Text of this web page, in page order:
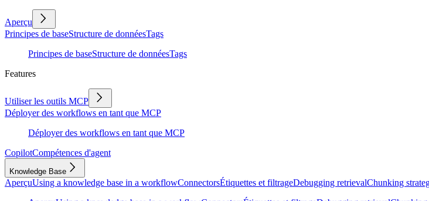
Aperçu
Principes de baseStructure de donnéesTags
Principes de baseStructure de donnéesTags
Features
Utiliser les outils MCP
Déployer des workflows en tant que MCP
Déployer des workflows en tant que MCP
CopilotCompétences d'agent
Knowledge Base
AperçuUsing a knowledge base in a workflowConnectorsÉtiquettes et filtrageDebugging retrievalChunking